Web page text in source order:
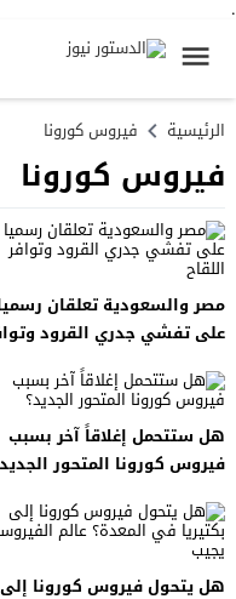
.
الرئيسية فيروس كورونا
فيروس كورونا
مصر والسعودية تعلقان
على تفشي جدري القرود
هل ستتحمل إغلاقاً آخر بسبب
فيروس كورونا المتحور
هل يتحول فيروس كورونا إلى